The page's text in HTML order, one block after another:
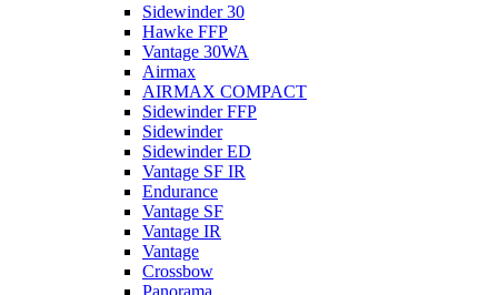
Sidewinder 30
Hawke FFP
Vantage 30WA
Airmax
AIRMAX COMPACT
Sidewinder FFP
Sidewinder
Sidewinder ED
Vantage SF IR
Endurance
Vantage SF
Vantage IR
Vantage
Crossbow
Panorama